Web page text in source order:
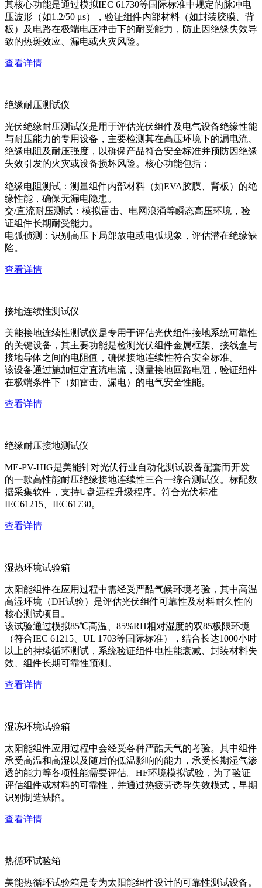
其核心功能是通过模拟IEC 61730等国际标准中规定的脉冲电
压波形（如1.2/50 μs），验证组件内部材料（如封装胶膜、背
板）及电路在极端电压冲击下的耐受能力，防止因绝缘失效导
致的热斑效应、漏电或火灾风险。
查看详情
绝缘耐压测试仪
光伏绝缘耐压测试仪是用于评估光伏组件及电气设备绝缘性能
与耐压能力的专用设备，主要检测其在高压环境下的漏电流、
绝缘电阻及耐压强度，以确保产品符合安全标准并预防因绝缘
失效引发的火灾或设备损坏风险。核心功能包括：
绝缘电阻测试：测量组件内部材料（如EVA胶膜、背板）的绝
缘性能，确保无漏电隐患。
交/直流耐压测试：模拟雷击、电网浪涌等瞬态高压环境，验
证组件长期耐受能力。
电弧侦测：识别高压下局部放电或电弧现象，评估潜在绝缘缺
陷。
查看详情
接地连续性测试仪
美能接地连续性测试仪是专用于评估光伏组件接地系统可靠性
的关键设备，其主要功能是检测光伏组件金属框架、接线盒与
接地导体之间的电阻值，确保接地连续性符合安全标准。
该设备通过施加恒定直流电流，测量接地回路电阻，验证组件
在极端条件下（如雷击、漏电）的电气安全性能。
查看详情
绝缘耐压接地测试仪
ME-PV-HIG是美能针对光伏行业自动化测试设备配套而开发
的一款高性能耐压绝缘接地连续性三合一综合测试仪。标配数
据采集软件，支持U盘远程升级程序。符合光伏标准
IEC61215、IEC61730。
查看详情
湿热环境试验箱
太阳能组件在应用过程中需经受严酷气候环境考验，其中高温
高湿环境（DH试验）是评估光伏组件可靠性及材料耐久性的
核心测试项目。
该试验通过模拟85℃高温、85%RH相对湿度的双85极限环境
（符合IEC 61215、UL 1703等国际标准），结合长达1000小时
以上的持续循环测试，系统验证组件电性能衰减、封装材料失
效、组件长期可靠性预测。
查看详情
湿冻环境试验箱
太阳能组件应用过程中会经受各种严酷天气的考验。其中组件
承受高温和高湿以及随后的低温影响的能力，承受长期湿气渗
透的能力等各项性能需要评估。HF环境模拟试验，为了验证
评估组件或材料的可靠性，并通过热疲劳诱导失效模式，早期
识别制造缺陷。
查看详情
热循环试验箱
美能热循环试验箱是专为太阳能组件设计的可靠性测试设备。